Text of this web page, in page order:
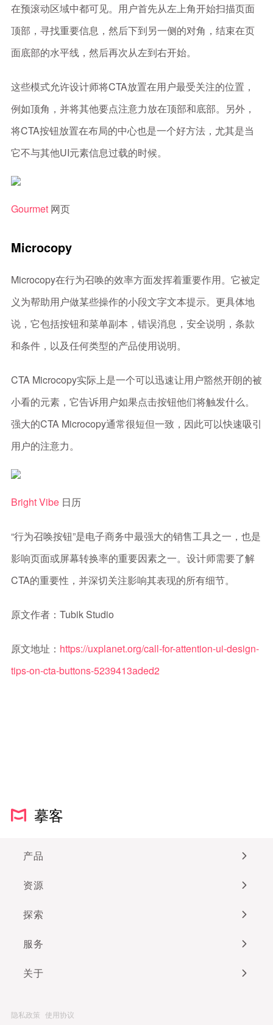
在预滚动区域中都可见。用户首先从左上角开始扫描页面
顶部，寻找重要信息，然后下到另一侧的对角，结束在页
面底部的水平线，然后再次从左到右开始。
这些模式允许设计师将CTA放置在用户最受关注的位置，
例如顶角，并将其他要点注意力放在顶部和底部。另外，
将CTA按钮放置在布局的中心也是一个好方法，尤其是当
它不与其他UI元素信息过载的时候。
Gourmet 网页
Microcopy
Microcopy在行为召唤的效率方面发挥着重要作用。它被定
义为帮助用户做某些操作的小段文字文本提示。更具体地
说，它包括按钮和菜单副本，错误消息，安全说明，条款
和条件，以及任何类型的产品使用说明。
CTA Microcopy实际上是一个可以迅速让用户豁然开朗的被
小看的元素，它告诉用户如果点击按钮他们将触发什么。
强大的CTA Microcopy通常很短但一致，因此可以快速吸引
用户的注意力。
Bright Vibe 日历
“行为召唤按钮”是电子商务中最强大的销售工具之一，也是
影响页面或屏幕转换率的重要因素之一。设计师需要了解
CTA的重要性，并深切关注影响其表现的所有细节。
原文作者：Tubik Studio
原文地址： https://uxplanet.org/call-for-attention-ui-design-
tips-on-cta-buttons-5239413aded2
摹客
产品
资源
探索
服务
关于
隐私政策 使用协议